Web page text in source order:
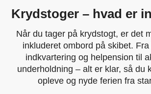
Krydstoger – hvad er
Når du tager på krydstogt, er det
inkluderet ombord på skibet. Fra
indkvartering og helpension til
underholdning – alt er klar, så du
opleve og nyde ferien fra